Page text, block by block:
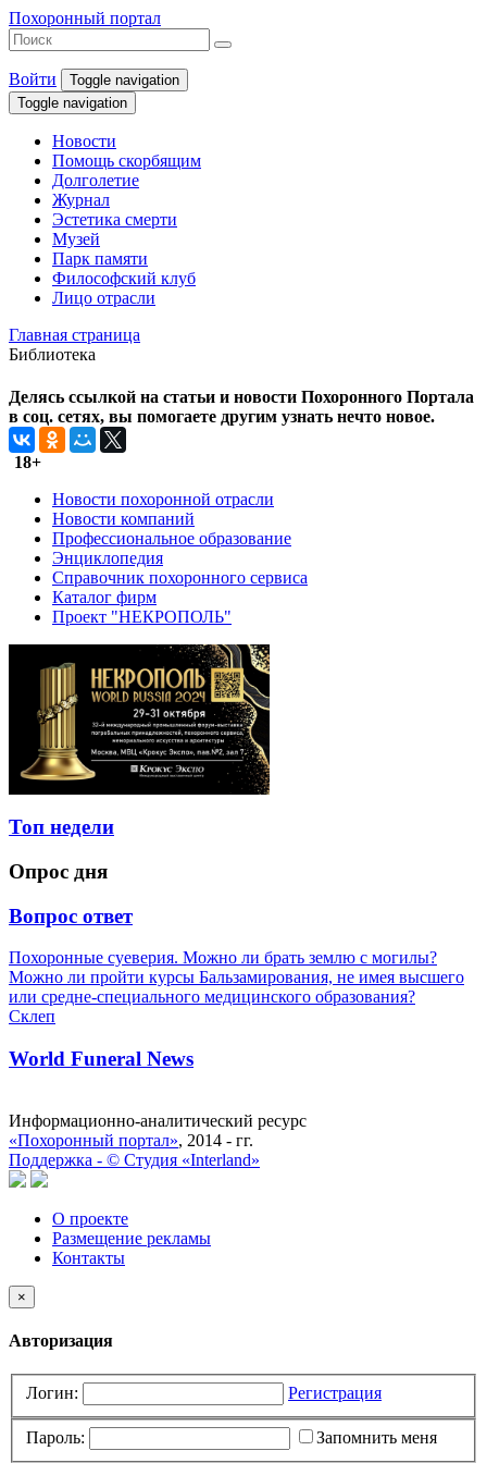
Похоронный портал
Войти
Toggle navigation
Toggle navigation
Новости
Помощь скорбящим
Долголетие
Журнал
Эстетика смерти
Музей
Парк памяти
Философский клуб
Лицо отрасли
Главная страница
Библиотека
Делясь ссылкой на статьи и новости Похоронного Портала
в соц. сетях, вы помогаете другим узнать нечто новое.
18+
Новости похоронной отрасли
Новости компаний
Профессиональное образование
Энциклопедия
Справочник похоронного сервиса
Каталог фирм
Проект "НЕКРОПОЛЬ"
Топ недели
Опрос дня
Вопрос ответ
Похоронные суеверия. Можно ли брать землю с могилы?
Можно ли пройти курсы Бальзамирования, не имея высшего
или средне-специального медицинского образования?
Склеп
World Funeral News
Информационно-аналитический ресурс
«Похоронный портал», 2014 - гг.
Поддержка - © Cтудия «Interland»
О проекте
Размещение рекламы
Контакты
×
Авторизация
Логин: Регистрация
Пароль: Запомнить меня